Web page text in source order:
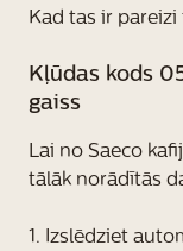
Kad tas ir
Kļūdas kods
gaiss
Lai no Saeco
tālāk norādītās
1. Izslēdziet